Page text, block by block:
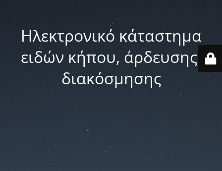
Ηλεκτρονικό κάταστημα
ειδών κήπου, άρδευσης,
διακόσμησης